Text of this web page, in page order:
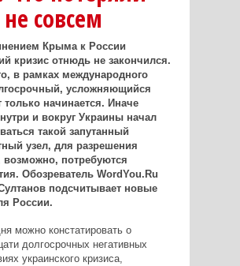
совсем
Крыма к России
кризис отнюдь не закончился.
в рамках международного
усложняющийся
только начинается. Иначе
и вокруг Украины начал
такой запутанный
узел, для разрешения
возможно, потребуются
Обозреватель WordYou.Ru
подсчитывает новые
России.
можно констатировать о
долгосрочных негативных
украинского кризиса,